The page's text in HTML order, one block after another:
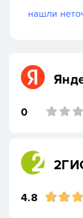
нашли
0
4.8